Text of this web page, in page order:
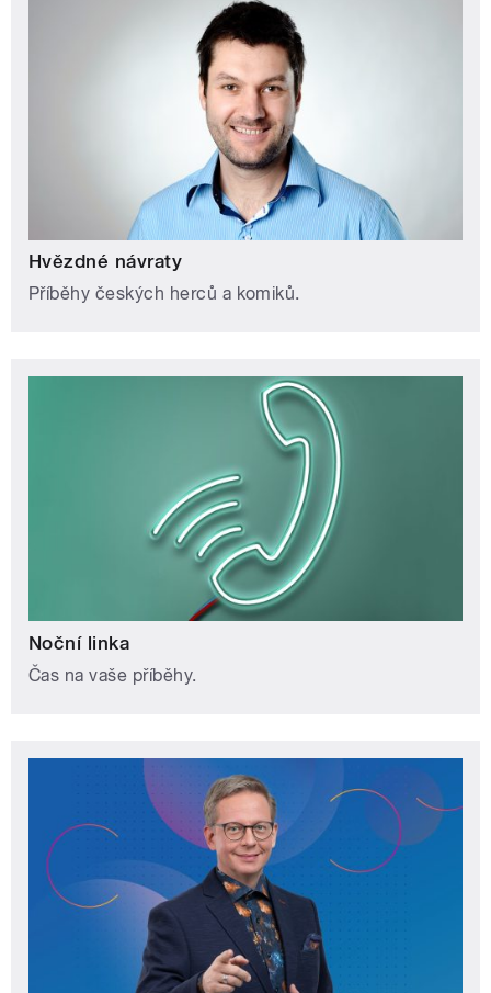
Hvězdné návraty
Příběhy českých herců a komiků.
Noční linka
Čas na vaše příběhy.